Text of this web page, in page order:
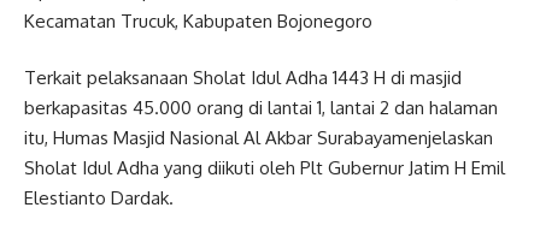
Kecamatan Trucuk, Kabupaten Bojonegoro
Terkait pelaksanaan Sholat Idul Adha 1443 H di masjid
berkapasitas 45.000 orang di lantai 1, lantai 2 dan halaman
itu, Humas Masjid Nasional Al Akbar Surabayamenjelaskan
Sholat Idul Adha yang diikuti oleh Plt Gubernur Jatim H Emil
Elestianto Dardak.